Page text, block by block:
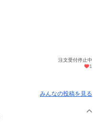
注文受付停止中
1
みんなの投稿を見る